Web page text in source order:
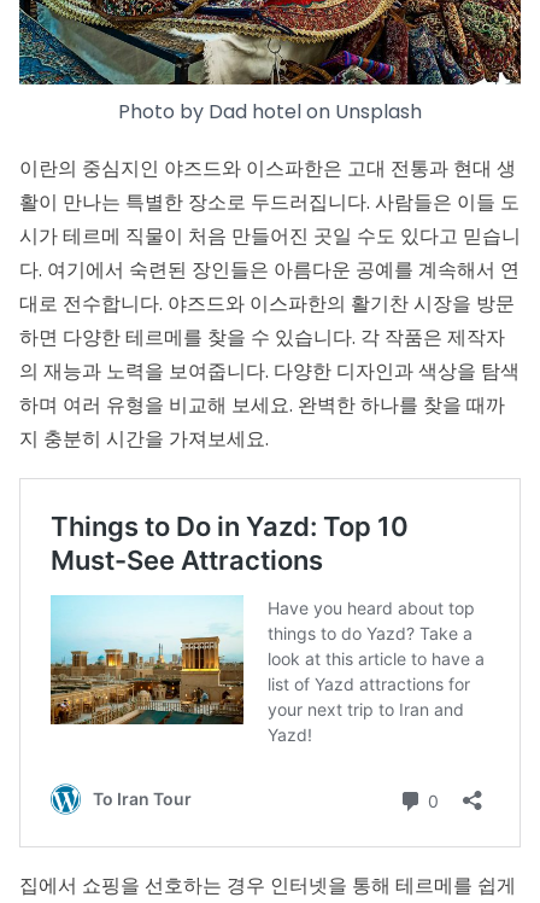
Photo by Dad hotelon Unsplash
이란의 중심지인 야즈드와 이스파한은 고대 전통과 현대 생
활이 만나는 특별한 장소로 두드러집니다. 사람들은 이들 도
시가 테르메 직물이 처음 만들어진 곳일 수도 있다고 믿습니
다. 여기에서 숙련된 장인들은 아름다운 공예를 계속해서 연
대로 전수합니다. 야즈드와 이스파한의 활기찬 시장을 방문
하면 다양한 테르메를 찾을 수 있습니다. 각 작품은 제작자
의 재능과 노력을 보여줍니다. 다양한 디자인과 색상을 탐색
하며 여러 유형을 비교해 보세요. 완벽한 하나를 찾을 때까
지 충분히 시간을 가져보세요.
집에서 쇼핑을 선호하는 경우 인터넷을 통해 테르메를 쉽게